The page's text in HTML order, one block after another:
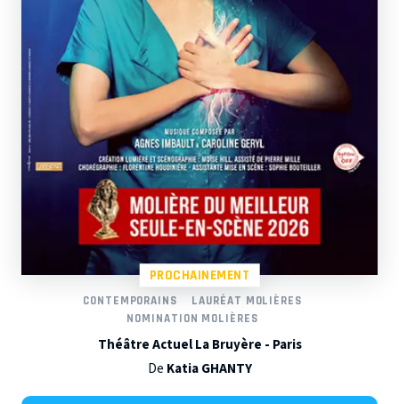
PROCHAINEMENT
CONTEMPORAINS
LAURÉAT MOLIÈRES
NOMINATION MOLIÈRES
Théâtre Actuel La Bruyère - Paris
De Katia GHANTY